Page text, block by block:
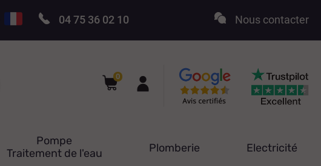
04 75 36 02 10 Nous contacter
0
Pompe
Traitement de l'eau
Plomberie Electricité